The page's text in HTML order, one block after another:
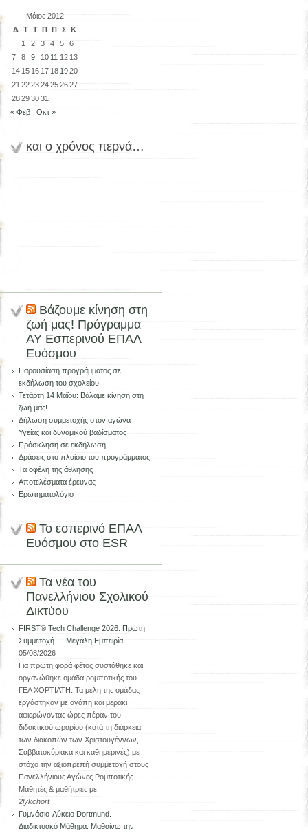
Μάιος 2012
Δ Τ Τ Π Π Σ Κ
1
2 3 4 5
6
7
8 9 10 11 12 13
14 15 16 17 18 1920
21 222324252627
28293031
« Φεβ
Οκτ »
και ο χρόνος περνά…
Βάζουμε κίνηση στη
ζωή μας! Πρόγραμμα
ΑΥ Εσπερινού ΕΠΑΛ
Ευόσμου
Παρουσίαση προγράμματος σε
εκδήλωση του σχολείου
Τετάρτη 14 Μαΐου: Βάλαμε κίνηση στη
ζωή μας!
Δήλωση συμμετοχής στον αγώνα
Υγείας και δυναμικού βαδίσματος
Πρόσκληση σε εκδήλωση!
Δράσεις στο πλαίσιο του προγράμματος
Τα οφέλη της άθλησης
Αποτελέσματα έρευνας
Ερωτηματολόγιο
Το εσπερινό ΕΠΑΛ
Ευόσμου στο ESR
Τα νέα του
Πανελλήνιου Σχολικού
Δικτύου
FIRST® Tech Challenge 2026. Πρώτη
Συμμετοχή … Μεγάλη Εμπειρία!
05/08/2026
Για πρώτη φορά φέτος συστάθηκε και
οργανώθηκε ομάδα ρομποτικής του
ΓΕΛ ΧΟΡΤΙΑΤΗ. Τα μέλη της ομάδας
εργάστηκαν με αγάπη και μεράκι
αφιερώνοντας ώρες πέραν του
διδακτικού ωραρίου (κατά τη διάρκεια
των διακοπών των Χριστουγέννων,
Σαββατοκύριακα και καθημερινές) με
στόχο την αξιοπρεπή συμμετοχή στους
Πανελλήνιους Αγώνες Ρομποτικής.
Μαθητές & μαθήτριες με
2lykchort
Γυμνάσιο-Λύκειο Dortmund.
Διαδικτυακό Μάθημα. Μαθαίνω την